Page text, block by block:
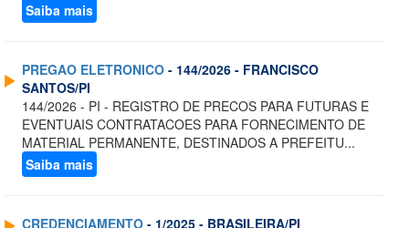
Saiba mais
PREGAO ELETRONICO - 144/2026 - FRANCISCO
SANTOS/PI
144/2026 - PI - REGISTRO DE PRECOS PARA FUTURAS E
EVENTUAIS CONTRATACOES PARA FORNECIMENTO DE
MATERIAL PERMANENTE, DESTINADOS A PREFEITU...
Saiba mais
CREDENCIAMENTO - 1/2025 - BRASILEIRA/PI